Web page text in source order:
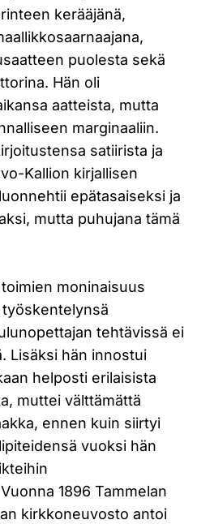
kerääjänä,
puolesta sekä
Hän oli
aatteista, mutta
marginaaliin.
satiirista ja
Kallion kirjallisen
epätasaiseksi ja
mutta puhujana tämä
moninaisuus
tehtävissä ei
Lisäksi hän innostui
helposti erilaisista
muttei välttämättä
ennen kuin siirtyi
vuoksi hän
1896 Tammelan
kirkkoneuvosto antoi